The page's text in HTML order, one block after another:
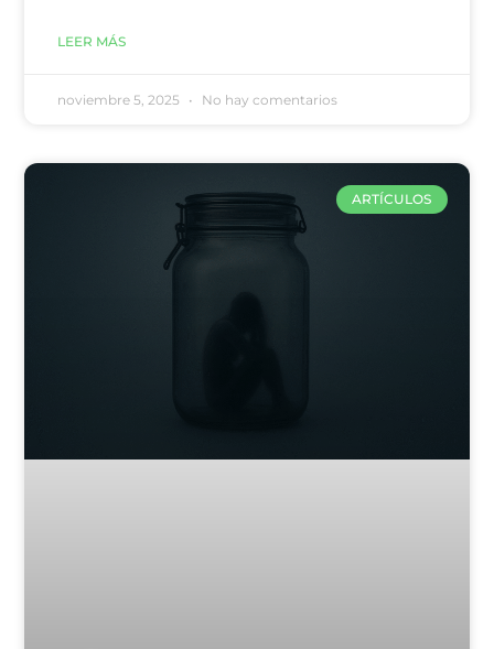
LEER MÁS
noviembre 5, 2025 No hay comentarios
ARTÍCULOS